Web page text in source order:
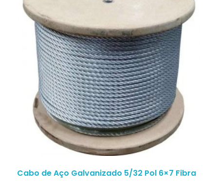
Cabo de Aço Galvanizado 5/32 Pol 6×7 Fibra